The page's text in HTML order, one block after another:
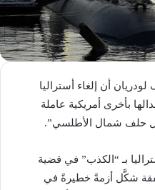
أن إلغاء أستراليا
بأخرى أمريكية عاملة
حلف شمال الأطلسي”.
بـ “الكذب” في قضية
شكَّل أزمةً خطيرةً في